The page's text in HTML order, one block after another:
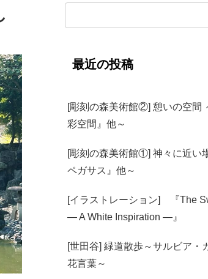
最近の投稿
[彫刻の森美術館②] 憩いの空間
彩空間』他～
[彫刻の森美術館①] 神々に近い
ペガサス』他～
[イラストレーション] 『The
— A White Inspiration —』
[世田谷] 緑道散歩～サルビア・
花言葉～